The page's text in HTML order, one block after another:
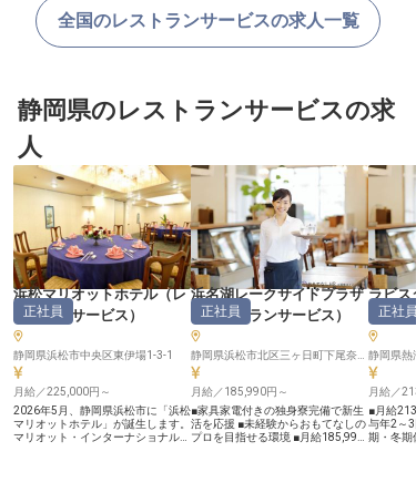
全国のレストランサービスの求人一覧
静岡県のレストランサービスの求
人
浜松マリオットホテル（レ
ストランサービス ）
正社員
静岡県浜松市中央区東伊場1-3-1
月給／225,000円～
2026年5月、静岡県浜松市に「浜松
マリオットホテル」が誕生します。
マリオット・インターナショナルと
浜名湖レークサイドプラザ
（レストランサービス ）
正社員
月給／185,990円～
■家具家電付きの独身寮完備で新生
活を応援 ■未経験からおもてなしの
プロを目指せる環境 ■月給185,990
ラビス
トラン
正社員
静岡県熱
月給／
■月給
与年2～
期・冬期